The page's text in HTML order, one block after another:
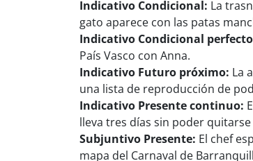
Indicativo Condicional: La
gato aparece con las patas
Indicativo Condicional
País Vasco con Anna.
Indicativo Futuro próximo: La
una lista de reproducción de
Indicativo Presente continuo:
lleva tres días sin poder quitarse
Subjuntivo Presente: El chef
mapa del Carnaval de